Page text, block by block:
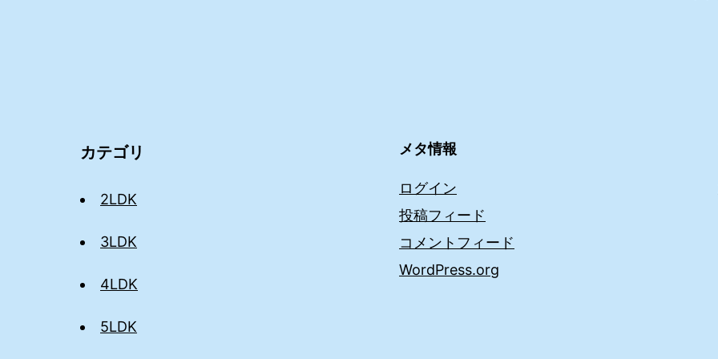
カテゴリ
2LDK
3LDK
4LDK
5LDK
メタ情報
ログイン
投稿フィード
コメントフィード
WordPress.org